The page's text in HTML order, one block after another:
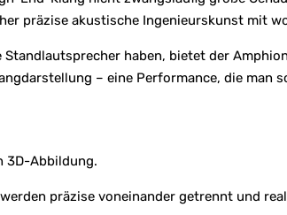
präzise akustische Ingenieurskunst mit
haben, bietet der
– eine Performance, die man
3D-Abbildung.
präzise voneinander getrennt und